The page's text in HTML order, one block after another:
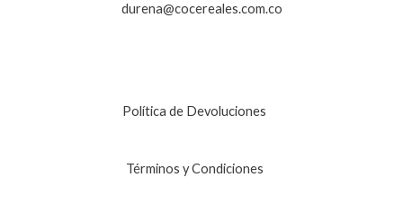
durena@cocereales.com.co
Política de Devoluciones
Términos y Condiciones